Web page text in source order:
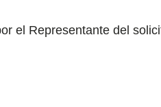
el Representante del